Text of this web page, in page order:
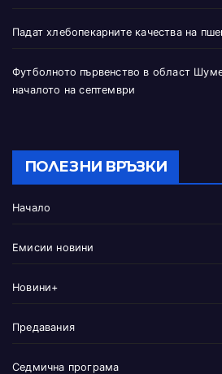
Падат хлебопекарните качества на
Футболното първенство в област
началото на септември
ПОЛЕЗНИ ВРЪЗКИ
Начало
Емисии новини
Новини+
Предавания
Седмична програма